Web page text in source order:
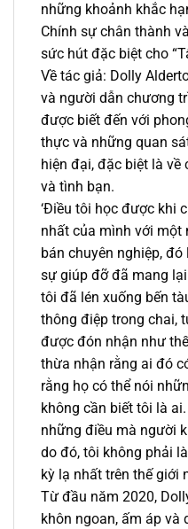
những khoảnh khắc
Chính sự chân thành
sức hút đặc biệt cho
Về tác giả: Dolly
và người dẫn chương
được biết đến với
thực và những quan
hiện đại, đặc biệt là về
và tình bạn.
‘Điều tôi học được khi
nhất của mình với một
bán chuyên nghiệp,
sự giúp đỡ đã mang
tôi đã lén xuống bến
thông điệp trong chai,
được đón nhận như
thừa nhận rằng ai đó
rằng họ có thể nói
không cần biết tôi là
những điều mà người
do đó, tôi không phải
kỳ lạ nhất trên thế giới
Từ đầu năm 2020,
khôn ngoan, ấm áp và